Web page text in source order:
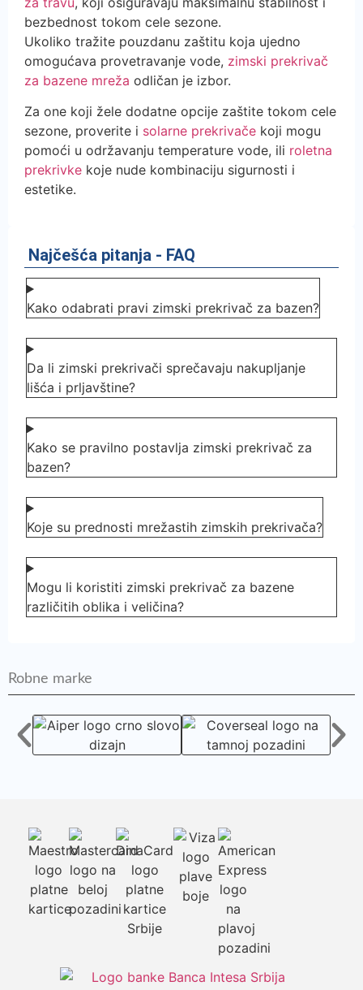
bezbednost tokom cele sezone.
Ukoliko tražite pouzdanu zaštitu koja ujedno
omogućava provetravanje vode, zimski prekrivač
za bazene mreža odličan je izbor.
Za one koji žele dodatne opcije zaštite tokom cele
sezone, proverite i solarne prekrivače koji mogu
pomoći u održavanju temperature vode, ili roletna
prekrivke koje nude kombinaciju sigurnosti i
estetike.
Najčešća pitanja - FAQ
Kako odabrati pravi zimski prekrivač za bazen?
Da li zimski prekrivači sprečavaju nakupljanje
lišća i prljavštine?
Kako se pravilno postavlja zimski prekrivač za
bazen?
Koje su prednosti mrežastih zimskih prekrivača?
Mogu li koristiti zimski prekrivač za bazene
različitih oblika i veličina?
Robne marke